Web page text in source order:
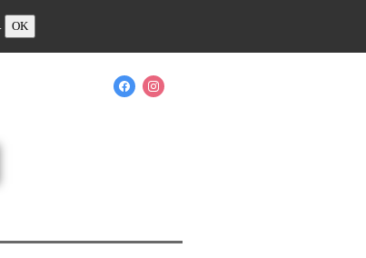
OK